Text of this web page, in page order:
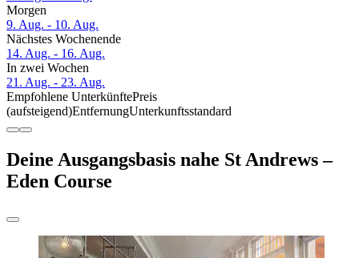
Morgen
9. Aug. - 10. Aug.
Nächstes Wochenende
14. Aug. - 16. Aug.
In zwei Wochen
21. Aug. - 23. Aug.
Empfohlene UnterkünftePreis
(aufsteigend)EntfernungUnterkunftsstandard
Deine Ausgangsbasis nahe St Andrews –
Eden Course